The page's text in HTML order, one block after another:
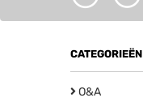
CATEGORIEËN
O&A